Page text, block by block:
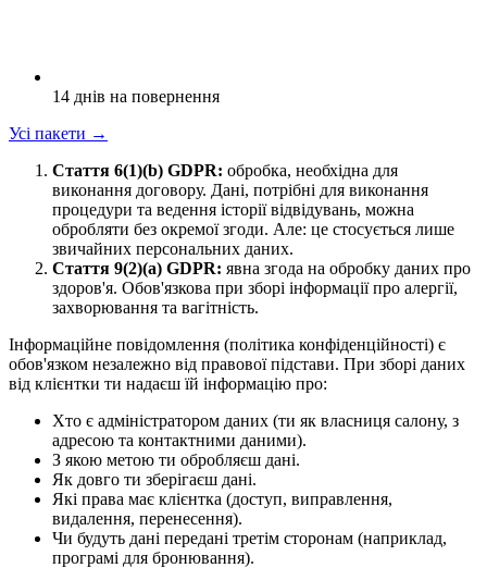
14 днів на повернення
Усі пакети →
Стаття 6(1)(b) GDPR: обробка, необхідна для
виконання договору. Дані, потрібні для виконання
процедури та ведення історії відвідувань, можна
обробляти без окремої згоди. Але: це стосується лише
звичайних персональних даних.
Стаття 9(2)(a) GDPR: явна згода на обробку даних про
здоров'я. Обов'язкова при зборі інформації про алергії,
захворювання та вагітність.
Інформаційне повідомлення (політика конфіденційності) є
обов'язком незалежно від правової підстави. При зборі даних
від клієнтки ти надаєш їй інформацію про:
Хто є адміністратором даних (ти як власниця салону, з
адресою та контактними даними).
З якою метою ти обробляєш дані.
Як довго ти зберігаєш дані.
Які права має клієнтка (доступ, виправлення,
видалення, перенесення).
Чи будуть дані передані третім сторонам (наприклад,
програмі для бронювання).